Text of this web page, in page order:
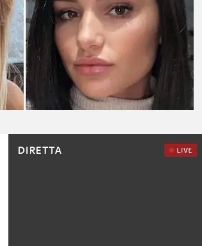
DIRETTA LIVE